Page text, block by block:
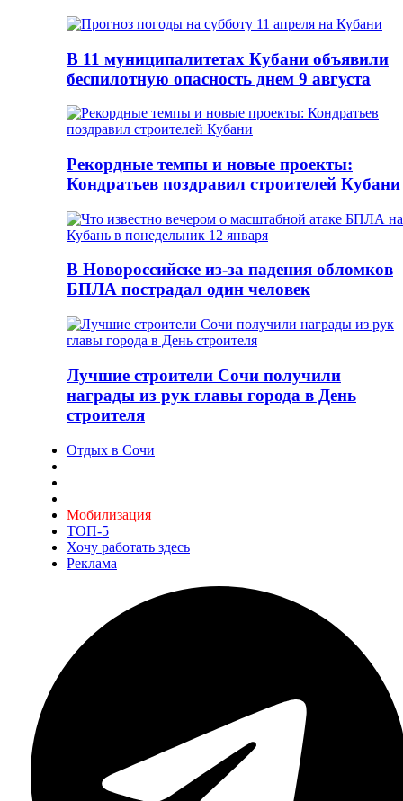
В 11 муниципалитетах Кубани объявили
беспилотную опасность днем 9 августа
Рекордные темпы и новые проекты:
Кондратьев поздравил строителей Кубани
В Новороссийске из-за падения обломков
БПЛА пострадал один человек
Лучшие строители Сочи получили
награды из рук главы города в День
строителя
Отдых в Сочи
Мобилизация
ТОП-5
Хочу работать здесь
Реклама